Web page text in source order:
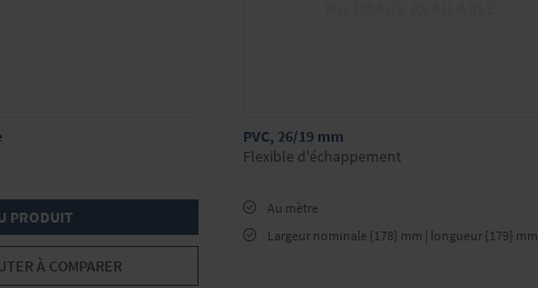
PRODUIT
À COMPARER
PVC, 26/19 mm
Flexible d'échappement
Au mètre
Largeur nominale {178} mm | longueur {179} mm